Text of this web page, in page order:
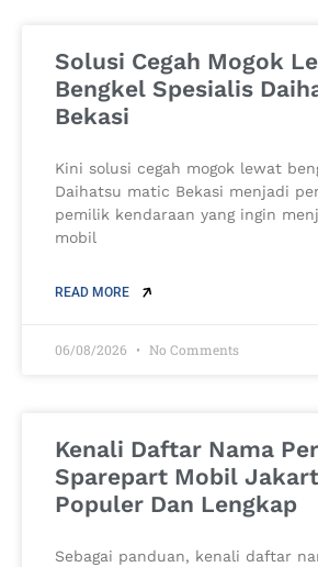
Solusi Cegah Mogok
Bengkel Spesialis
Bekasi
Kini solusi cegah mogok lewat
Daihatsu matic Bekasi menjadi
pemilik kendaraan yang ingin
mobil
READ MORE
06/08/2026 No Comments
Kenali Daftar Nama
Sparepart Mobil
Populer Dan Lengkap
Sebagai panduan, kenali daftar